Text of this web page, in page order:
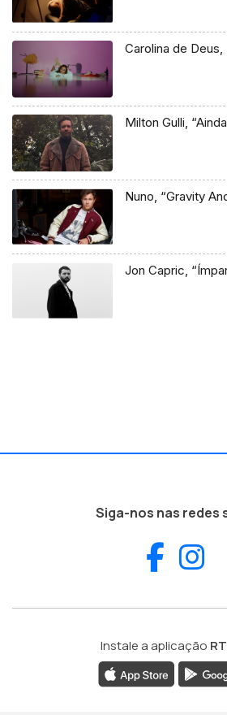
Carolina de
Milton Gulli,
Nuno, “Gravity
Jon Capric,
Siga-nos nas redes
Instale a aplicação